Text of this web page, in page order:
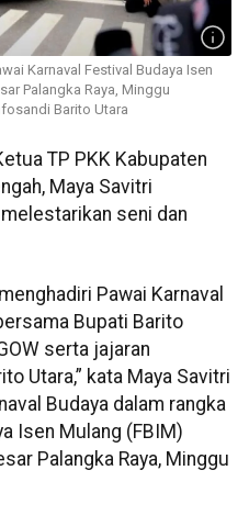
Karnaval Festival Budaya Isen
Palangka Raya, Minggu
Barito Utara
TP PKK Kabupaten
Maya Savitri
seni dan
Pawai Karnaval
Bupati Barito
serta jajaran
Utara,” kata Maya Savitri
Budaya dalam rangka
Isen Mulang (FBIM)
Palangka Raya, Minggu